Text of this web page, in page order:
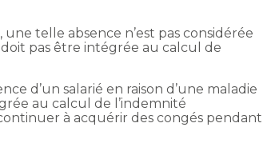
une telle absence n’est pas considérée
pas être intégrée au calcul de
d’un salarié en raison d’une maladie
au calcul de l’indemnité
à acquérir des congés pendant